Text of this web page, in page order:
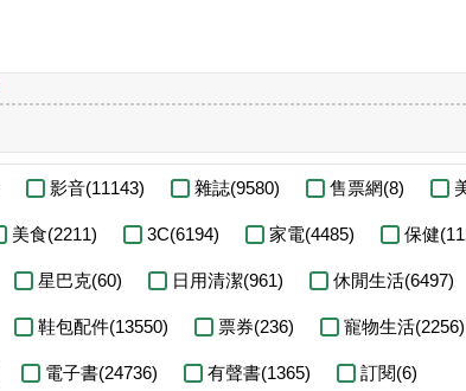
影音(11143) 雜誌(9580) 售票網(8)
美食(2211) 3C(6194) 家電(4485) 保健
星巴克(60) 日用清潔(961) 休閒生活(6497)
鞋包配件(13550) 票券(236) 寵物生活(2256)
電子書(24736) 有聲書(1365) 訂閱(6)